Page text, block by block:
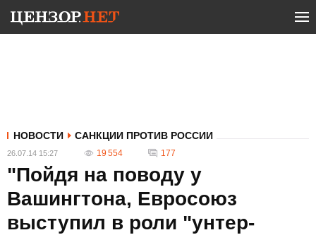
НОВОСТИ САНКЦИИ ПРОТИВ РОССИИ
26.07.14 15:27 19 554 177
"Пойдя на поводу у
Вашингтона, Евросоюз
выступил в роли "унтер-